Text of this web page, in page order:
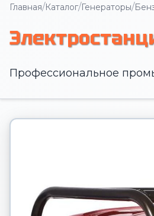
Главная/Каталог/Генераторы/
Профессиональное